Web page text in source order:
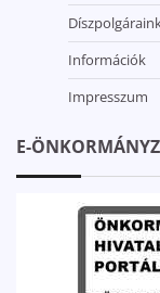
Információk
Impresszum
E-